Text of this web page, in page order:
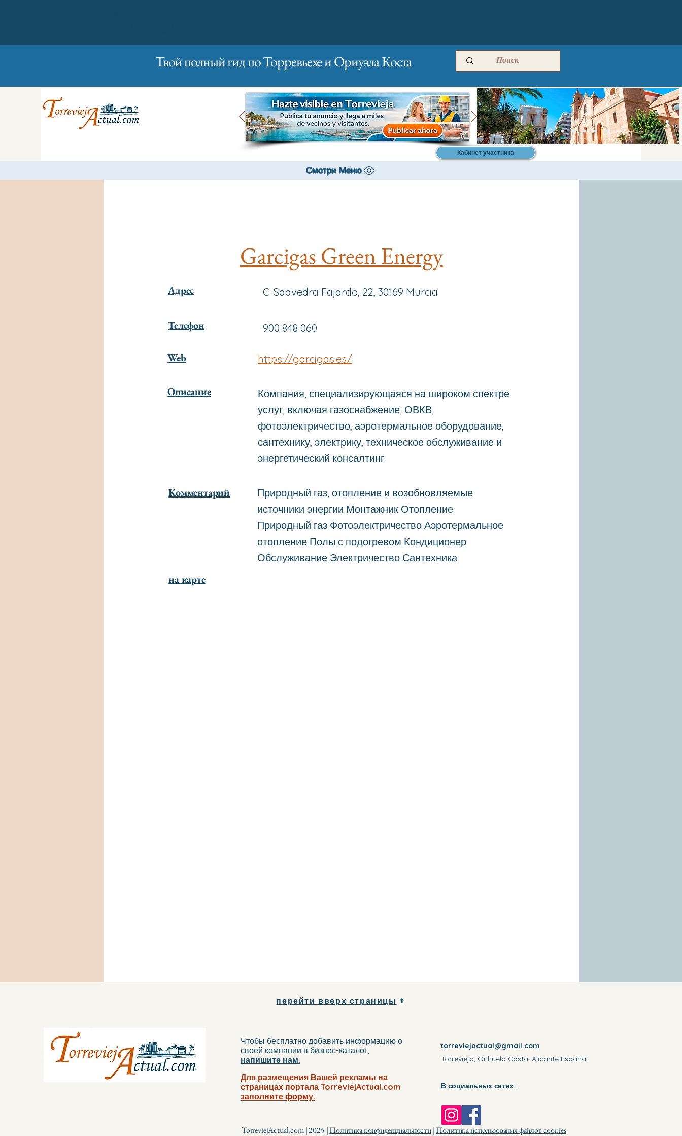
Твой полный гид по Торревьехе и Ориуэла Коста
Кабинет участника
Смотри Меню
Garcigas Green Energy
Адрес
Телефон
Web
Описание
Комментарий
C. Saavedra Fajardo, 22, 30169 Murcia
900 848 060
https://garcigas.es/
Компания, специализирующаяся на широком спектре
услуг, включая газоснабжение, ОВКВ,
фотоэлектричество, аэротермальное оборудование,
сантехнику, электрику, техническое обслуживание и
энергетический консалтинг.
Природный газ, отопление и возобновляемые
источники энергии Монтажник Отопление
Природный газ Фотоэлектричество Аэротермальное
отопление Полы с подогревом Кондиционер
Обслуживание Электричество Сантехника
на карте
перейти вверх страницы
Чтобы бесплатно добавить информацию о
своей компании в бизнес-каталог,
напишите нам.
Для размещения Вашей рекламы на
страницах портала TorreviejActual.com
заполните форму.
TorreviejActual.com | 2025 |Политика конфиденциальности|Политика использования файлов соокіеѕ
torreviejactual@gmail.com
Torrevieja, Orihuela Costa, Alicante España
В социальных сетях: